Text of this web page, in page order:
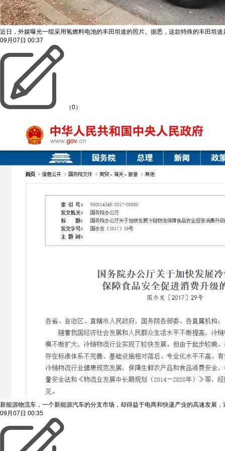
近日，外媒曝光一组采用氢燃料电池的丰田坦途的照片。据悉，这款特殊的丰田坦
09月07日 00:37
（0）
新能源物流车，一个新能源汽车的分支市场，却得益于电商和快递产业的高速发展
09月07日 00:35